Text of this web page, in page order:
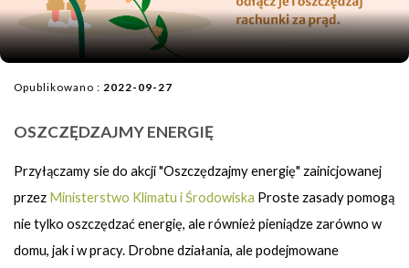
Opublikowano : 2022-09-27
OSZCZĘDZAJMY ENERGIĘ
Przyłączamy sie do akcji "Oszczędzajmy energię" zainicjowanej
przez Ministerstwo Klimatu i Środowiska Proste zasady pomogą
nie tylko oszczędzać energię, ale również pieniądze zarówno w
domu, jak i w pracy. Drobne działania, ale podejmowane